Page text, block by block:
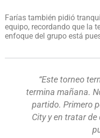
Farías también pidió
equipo, recordando que la
enfoque del grupo está
“Este torneo
termina mañana.
partido. Primero
City y en tratar